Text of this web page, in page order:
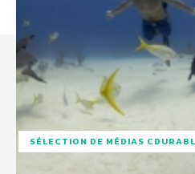
SÉLECTION DE MÉDIAS